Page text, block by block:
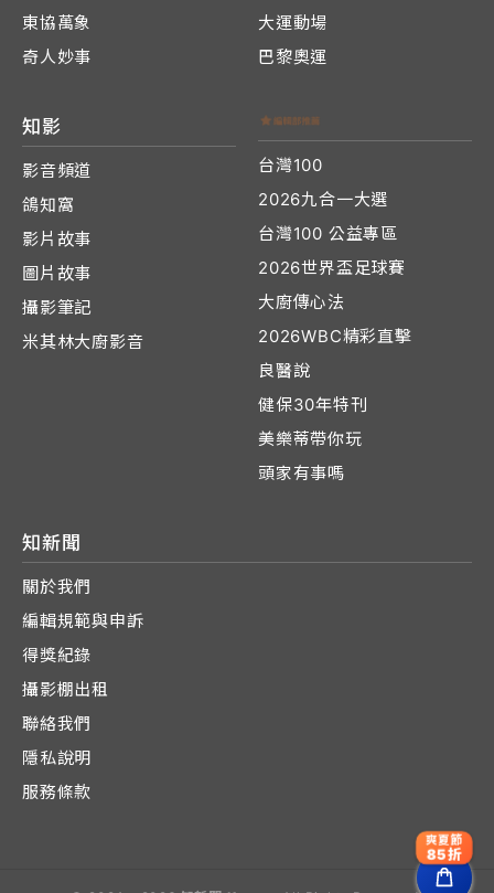
東協萬象
奇人妙事
大運動場
巴黎奧運
知影
影音頻道
鴿知窩
影片故事
圖片故事
攝影筆記
米其林大廚影音
台灣100
2026九合一大選
台灣100 公益專區
2026世界盃足球賽
大廚傳心法
2026WBC精彩直擊
良醫說
健保30年特刊
美樂蒂帶你玩
頭家有事嗎
知新聞
關於我們
編輯規範與申訴
得獎紀錄
攝影棚出租
聯絡我們
隱私說明
服務條款
爽夏節
85折